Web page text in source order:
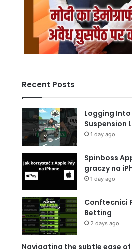
Recent Posts
Logging
Suspension
1 day ago
Spinboss
graczy na
1 day ago
Conftecnici
Betting
2 days ago
Navigating the subtle ease of